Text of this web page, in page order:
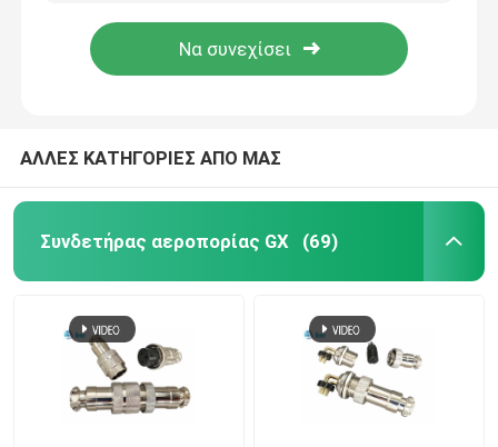
ΑΛΛΕΣ ΚΑΤΗΓΟΡΙΕΣ ΑΠΟ ΜΑΣ
Συνδετήρας αεροπορίας GX (69)